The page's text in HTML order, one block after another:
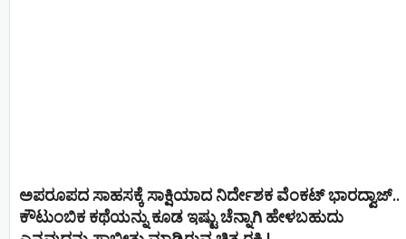
ಅಪರೂಪದ ಸಾಹಸಕ್ಕೆ ಸಾಕ್ಷಿಯಾದ ನಿರ್ದೇಶಕ ವೆಂಕಟ್ ಭಾರದ್ವಾಜ್..
ಕೌಟುಂಬಿಕ ಕಥೆಯನ್ನು ಕೂಡ ಇಷ್ಟು ಚೆನ್ನಾಗಿ ಹೇಳಬಹುದು